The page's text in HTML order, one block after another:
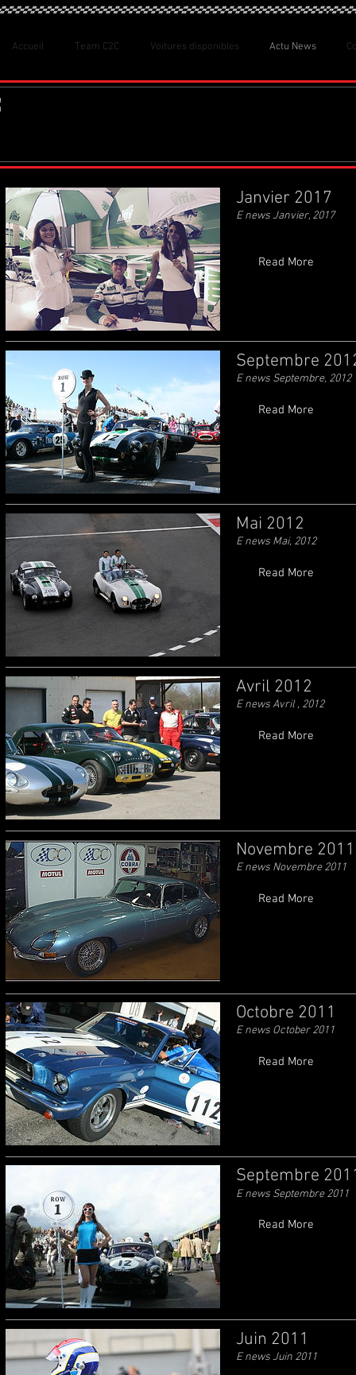
Accueil Team C2C Voitures disponibles Actu News
Janvier 2017
E news Janvier, 2017
Read More
Septembre
E news Septembre, 2012
Read More
Mai 2012
E news Mai, 2012
Read More
Avril 2012
E news Avril , 2012
Read More
Novembre 2011
E news Novembre 2011
Read More
Octobre 2011
E news October 2011
Read More
Septembre
E news Septembre 2011
Read More
Juin 2011
E news Juin 2011